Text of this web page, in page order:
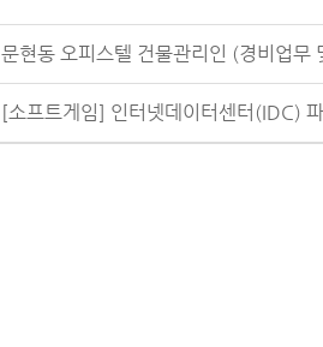
문현동 오피스텔 건물관리인 (경비업무
[소프트게임] 인터넷데이터센터(IDC)